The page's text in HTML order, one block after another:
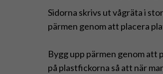
Sidorna skrivs ut vågräta i
pärmen genom att placera
Bygg upp pärmen genom att
på plastfickorna så att när